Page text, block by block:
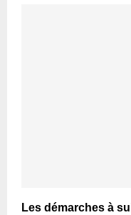
Les démarches à